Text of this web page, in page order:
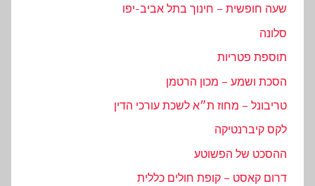
שעה חופשית – חינוך בתל אביב-יפו
סלונה
תוספת פטריות
הסכת ושמע – מכון הרטמן
טריבונל – מחוז ת״א לשכת עורכי הדין
לקס קיברנטיקה
ההסכט של הפשוטע
דרום קאסט – קופת חולים כללית